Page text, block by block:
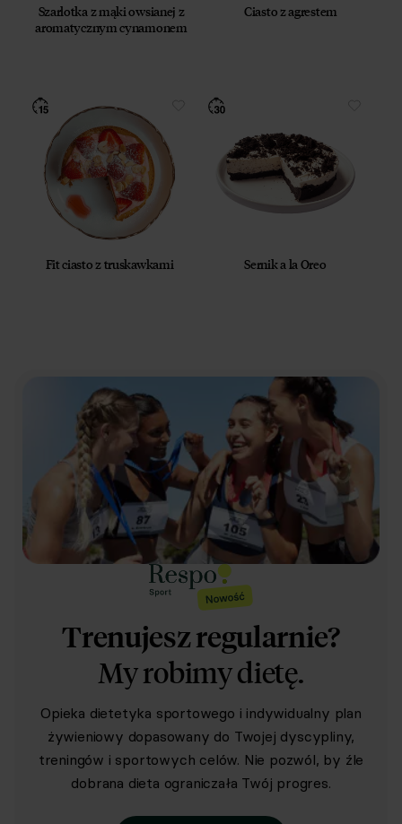
Szarlotka z mąki owsianej z
aromatycznym cynamonem
Ciasto z agrestem
Fit ciasto z truskawkami Sernik a la Oreo
Trenujesz regularnie?
My robimy dietę.
Opieka dietetyka sportowego i indywidualny plan
żywieniowy dopasowany do Twojej dyscypliny,
treningów i sportowych celów. Nie pozwól, by źle
dobrana dieta ograniczała Twój progres.